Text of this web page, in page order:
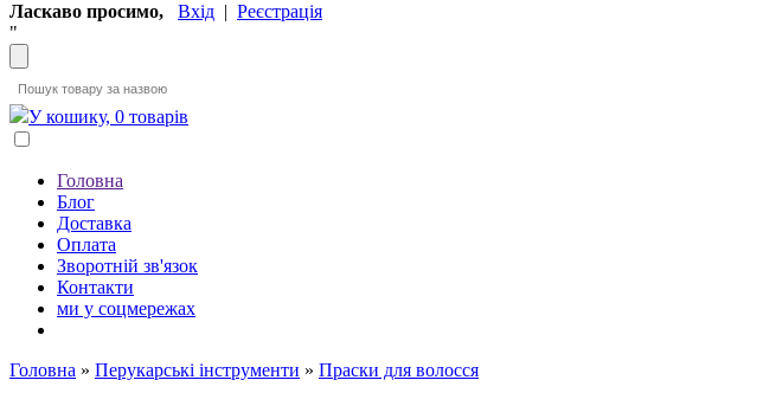
Ласкаво просимо, Вхід | Реєстрація
"
У кошику, 0 товарів
Головна
Блог
Доставка
Оплата
Зворотній зв'язок
Контакти
ми у соцмережах
Головна » Перукарські інструменти » Праски для волосся